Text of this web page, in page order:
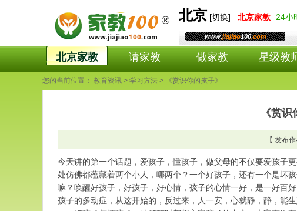
北京 [切换] 北京家教 24小
www.jiajiao100.com
北京家教 请家教 做家教 星级教
您的当前位置： 教育资讯 > 学习方法 > 《赏识你的孩子》
《赏识
【 发布
今天讲的第一个话题，爱孩子，懂孩子，做父母的不仅要爱孩子
处仿佛都蕴藏着两个小人，哪两个？一个好孩子，还有一个是坏
嘛？唤醒好孩子，好孩子，好心情，孩子的心情一好，是一好百
孩子的多动症，从这开始的，反过来，人一安，心就静，静，能